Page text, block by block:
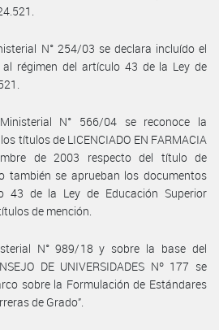
N° 254/03 se declara incluído el
al régimen del artículo 43 de la Ley de
N° 566/04 se reconoce la
títulos de LICENCIADO EN FARMACIA
de 2003 respecto del título de
también se aprueban los documentos
43 de la Ley de Educación Superior
de mención.
N° 989/18 y sobre la base del
DE UNIVERSIDADES Nº 177 se
sobre la Formulación de Estándares
de Grado”.